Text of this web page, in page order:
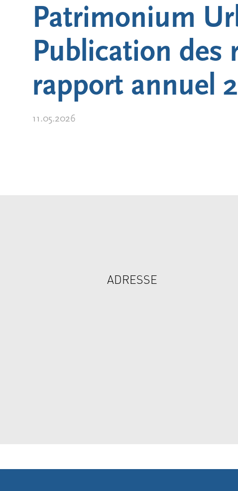
Patrimonium
Publication des
rapport annuel
11.05.2026
ADRESSE